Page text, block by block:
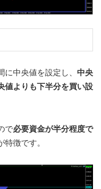
中央値を設定し、 中央
値よりも下半分を買い設
で必要資金が半分程度で
特徴です。